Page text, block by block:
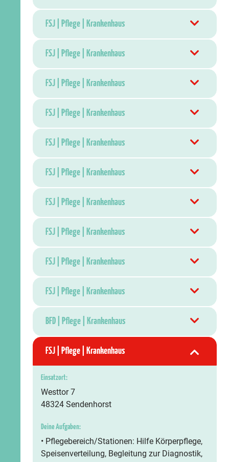
FSJ | Pflege | Krankenhaus
FSJ | Pflege | Krankenhaus
FSJ | Pflege | Krankenhaus
FSJ | Pflege | Krankenhaus
FSJ | Pflege | Krankenhaus
FSJ | Pflege | Krankenhaus
FSJ | Pflege | Krankenhaus
FSJ | Pflege | Krankenhaus
FSJ | Pflege | Krankenhaus
FSJ | Pflege | Krankenhaus
BFD | Pflege | Krankenhaus
FSJ | Pflege | Krankenhaus
Einsatzort:
Westtor 7
48324 Sendenhorst
Deine Aufgaben:
• Pflegebereich/Stationen: Hilfe Körperpflege,
Speisenverteilung, Begleitung zur Diagnostik,